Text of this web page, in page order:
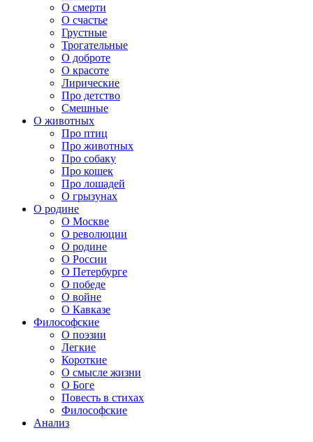
О смерти
О счастье
Грустные
Трогательные
О доброте
О красоте
Лирические
Про детство
Смешные
О животных
Про птиц
Про животных
Про собаку
Про кошек
Про лошадей
О грызунах
О родине
О Москве
О революции
О родине
О России
О Петербурге
О победе
О войне
О Кавказе
Философские
О поэзии
Легкие
Короткие
О смысле жизни
О Боге
Повесть в стихах
Философские
Анализ